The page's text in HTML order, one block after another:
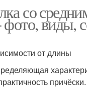
со
виды,
от длины
причёски.